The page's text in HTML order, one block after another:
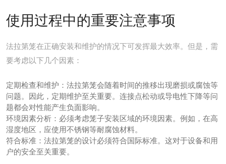
使用过程中的重要注意事项
法拉第笼在正确安装和维护的情况下可发挥最大效率。但是，需
要考虑以下几个因素：
定期检查和维护： 法拉第笼会随着时间的推移出现磨损或腐蚀等
问题。因此，定期维护至关重要。连接点松动或导电性下降等问
题都会对性能产生负面影响。
环境因素分析： 必须考虑笼子安装区域的环境因素。例如，在高
湿度地区，应使用不锈钢等耐腐蚀材料。
符合标准：法拉第笼的设计必须符合国际标准。这对于设备和用
户的安全至关重要。